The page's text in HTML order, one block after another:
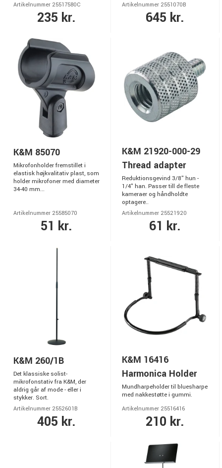
Artikelnummer 25517580C
235 kr.
Artikelnummer 2551070B
645 kr.
K&M 85070
Mikrofonholder fremstillet i
elastisk højkvalitativ plast, som
holder mikrofoner med diameter
34-40 mm...
Artikelnummer 25585070
51 kr.
K&M 21920-000-29
Thread adapter
Reduktionsgevind 3/8" hun -
1/4" han. Passer till de fleste
kameraer og håndholdte
optagere..
Artikelnummer 25521920
61 kr.
K&M 260/1B
Det klassiske solist-
mikrofonstativ fra K&M, der
aldrig går af mode - eller i
stykker. Sort.
Artikelnummer 2552601B
405 kr.
K&M 16416
Harmonica Holder
Mundharpeholder til bluesharpe
med nakkestøtte i gummi.
Artikelnummer 25516416
210 kr.